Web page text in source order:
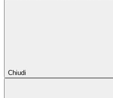
Chiudi